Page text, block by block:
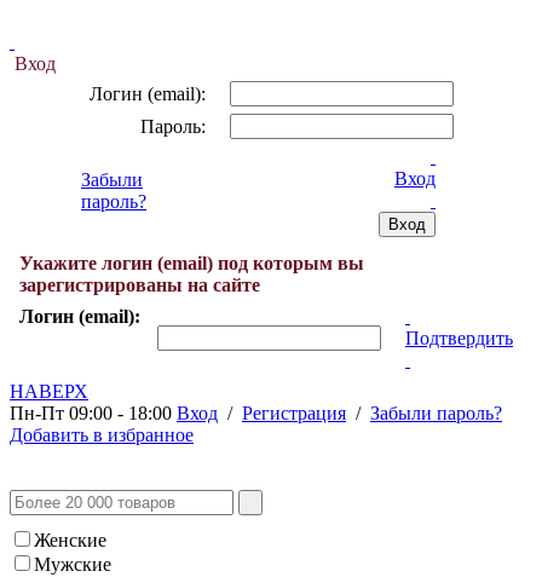
Вход
Логин (email):
Пароль:
Забыли
пароль?
Вход
Укажите логин (email) под которым вы
зарегистрированы на сайте
Логин (email):
Подтвердить
НАВЕРХ
Пн-Пт 09:00 - 18:00 Вход / Регистрация / Забыли пароль?
Добавить в избранное
Женские
Мужские